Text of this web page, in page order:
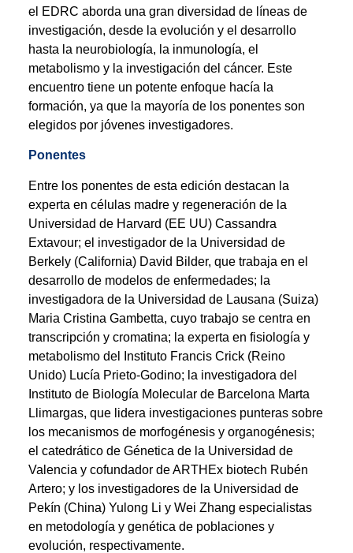
el EDRC aborda una gran diversidad de líneas de
investigación, desde la evolución y el desarrollo
hasta la neurobiología, la inmunología, el
metabolismo y la investigación del cáncer. Este
encuentro tiene un potente enfoque hacía la
formación, ya que la mayoría de los ponentes son
elegidos por jóvenes investigadores.
Ponentes
Entre los ponentes de esta edición destacan la
experta en células madre y regeneración de la
Universidad de Harvard (EE UU) Cassandra
Extavour; el investigador de la Universidad de
Berkely (California) David Bilder, que trabaja en el
desarrollo de modelos de enfermedades; la
investigadora de la Universidad de Lausana (Suiza)
Maria Cristina Gambetta, cuyo trabajo se centra en
transcripción y cromatina; la experta en fisiología y
metabolismo del Instituto Francis Crick (Reino
Unido) Lucía Prieto-Godino; la investigadora del
Instituto de Biología Molecular de Barcelona Marta
Llimargas, que lidera investigaciones punteras sobre
los mecanismos de morfogénesis y organogénesis;
el catedrático de Génetica de la Universidad de
Valencia y cofundador de ARTHEx biotech Rubén
Artero; y los investigadores de la Universidad de
Pekín (China) Yulong Li y Wei Zhang especialistas
en metodología y genética de poblaciones y
evolución, respectivamente.